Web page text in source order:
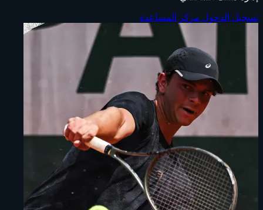
تسجيل الدخول مركز المساعدة